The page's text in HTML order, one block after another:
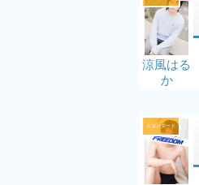
涼風はる
か
スタンダード